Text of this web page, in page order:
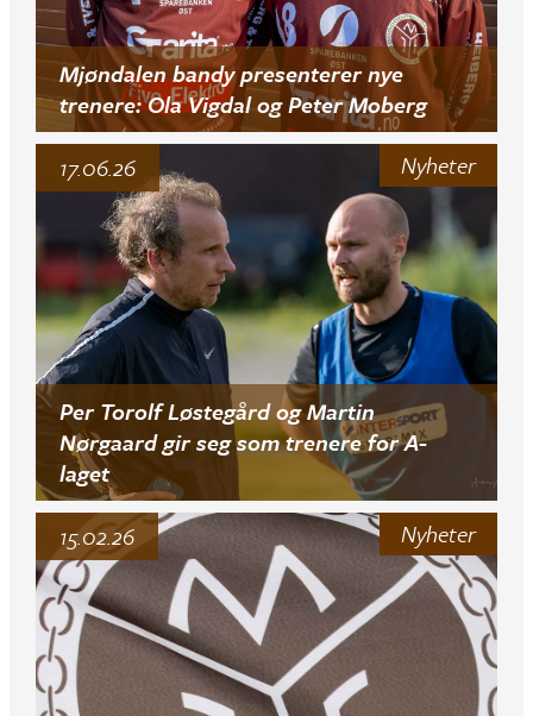
Mjøndalen bandy presenterer nye
trenere: Ola Vigdal og Peter Moberg
Nyheter
Per Torolf Løstegård og Martin
Nørgaard gir seg som trenere for A-
laget
17.06.26
Nyheter
15.02.26